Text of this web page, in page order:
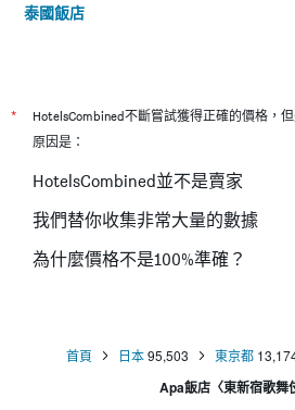
泰國飯店
* HotelsCombined不斷嘗試獲得正確的價格，
原因是：
HotelsCombined並不是賣家
我們替你收集非常大量的數據
為什麼價格不是100%準確？
首頁 日本 95,503 東京都
Apa飯店〈東新宿歌舞